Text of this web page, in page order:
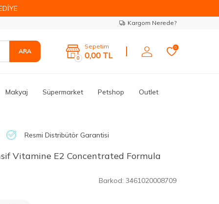
Kargom Nerede?
ARA
0
Sepetim
0,00 TL
0
Makyaj Süpermarket Petshop Outlet
Resmi Distribütör Garantisi
Vitamine E2 Concentrated Formula
Barkod: 3461020008709